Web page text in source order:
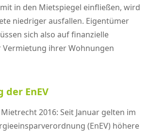
in den Mietspiegel einfließen, wird
niedriger ausfallen. Eigentümer
sich also auf finanzielle
Vermietung ihrer Wohnungen
der EnEV
2016: Seit Januar gelten im
(EnEV) höhere